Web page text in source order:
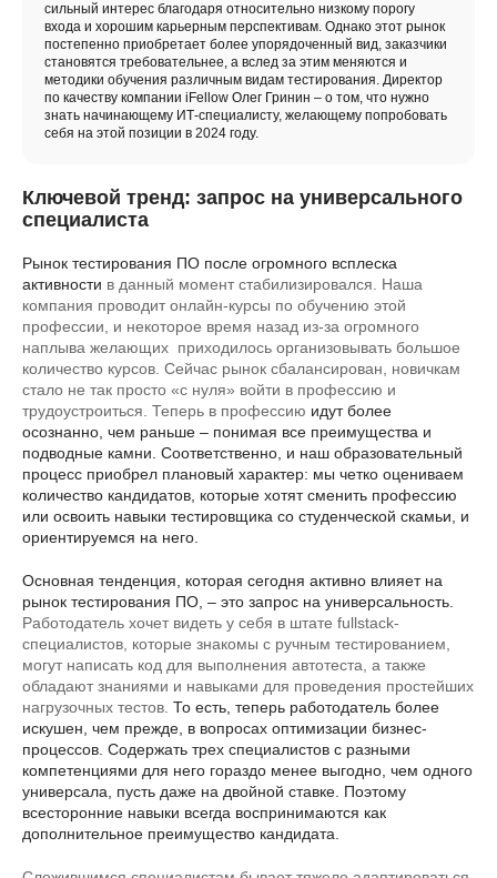
сильный интерес благодаря относительно низкому порогу
входа и хорошим карьерным перспективам. Однако этот рынок
постепенно приобретает более упорядоченный вид, заказчики
становятся требовательнее, а вслед за этим меняются и
методики обучения различным видам тестирования. Директор
по качеству компании iFellow Олег Гринин – о том, что нужно
знать начинающему ИТ-специалисту, желающему попробовать
себя на этой позиции в 2024 году.
Ключевой тренд: запрос на универсального
специалиста
Рынок тестирования ПО после огромного всплеска
активности в данный момент стабилизировался. Наша
компания проводит онлайн-курсы по обучению этой
профессии, и некоторое время назад из-за огромного
наплыва желающих приходилось организовывать большое
количество курсов. Сейчас рынок сбалансирован, новичкам
стало не так просто «с нуля» войти в профессию и
трудоустроиться. Теперь в профессию идут более
осознанно, чем раньше – понимая все преимущества и
подводные камни. Соответственно, и наш образовательный
процесс приобрел плановый характер: мы четко оцениваем
количество кандидатов, которые хотят сменить профессию
или освоить навыки тестировщика со студенческой скамьи, и
ориентируемся на него.
Основная тенденция, которая сегодня активно влияет на
рынок тестирования ПО, – это запрос на универсальность.
Работодатель хочет видеть у себя в штате fullstack-
специалистов, которые знакомы с ручным тестированием,
могут написать код для выполнения автотеста, а также
обладают знаниями и навыками для проведения простейших
нагрузочных тестов. То есть, теперь работодатель более
искушен, чем прежде, в вопросах оптимизации бизнес-
процессов. Содержать трех специалистов с разными
компетенциями для него гораздо менее выгодно, чем одного
универсала, пусть даже на двойной ставке. Поэтому
всесторонние навыки всегда воспринимаются как
дополнительное преимущество кандидата.